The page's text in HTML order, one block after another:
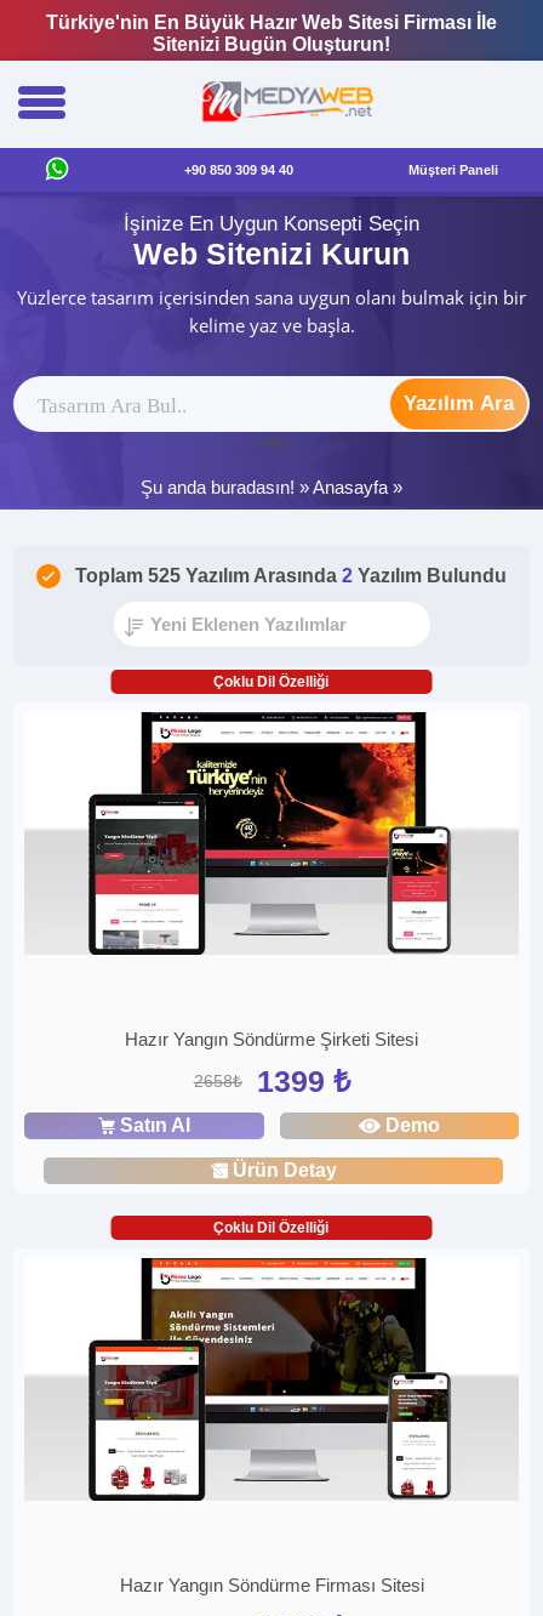
Türkiye'nin En Büyük Hazır Web Sitesi Firması İle
Sitenizi Bugün Oluşturun!
+90 850 309 94 40 Müşteri Paneli
İşinize En Uygun Konsepti Seçin
Web Sitenizi Kurun
Yüzlerce tasarım içerisinden sana uygun olanı bulmak için bir
kelime yaz ve başla.
Yazılım Ara
ytag
Şu anda buradasın! »Anasayfa »
Toplam 525 Yazılım Arasında 2 Yazılım Bulundu
Çoklu Dil Özelliği
Hazır Yangın Söndürme Şirketi Sitesi
2658₺ 1399 ₺
Satın Al Demo
Ürün Detay
Çoklu Dil Özelliği
Hazır Yangın Söndürme Firması Sitesi